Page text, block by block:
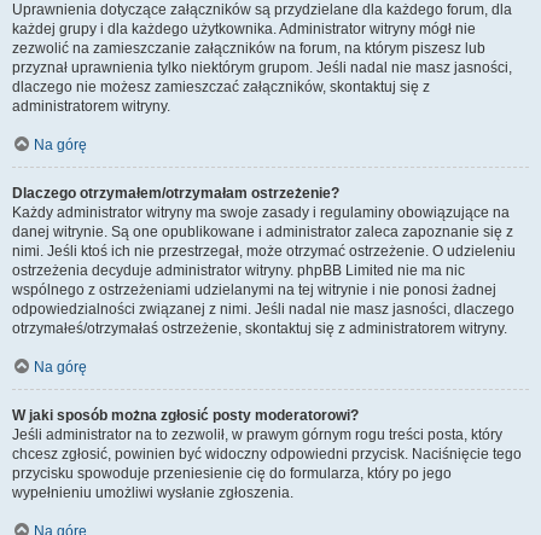
Uprawnienia dotyczące załączników są przydzielane dla każdego forum, dla
każdej grupy i dla każdego użytkownika. Administrator witryny mógł nie
zezwolić na zamieszczanie załączników na forum, na którym piszesz lub
przyznał uprawnienia tylko niektórym grupom. Jeśli nadal nie masz jasności,
dlaczego nie możesz zamieszczać załączników, skontaktuj się z
administratorem witryny.
Na górę
Dlaczego otrzymałem/otrzymałam ostrzeżenie?
Każdy administrator witryny ma swoje zasady i regulaminy obowiązujące na
danej witrynie. Są one opublikowane i administrator zaleca zapoznanie się z
nimi. Jeśli ktoś ich nie przestrzegał, może otrzymać ostrzeżenie. O udzieleniu
ostrzeżenia decyduje administrator witryny. phpBB Limited nie ma nic
wspólnego z ostrzeżeniami udzielanymi na tej witrynie i nie ponosi żadnej
odpowiedzialności związanej z nimi. Jeśli nadal nie masz jasności, dlaczego
otrzymałeś/otrzymałaś ostrzeżenie, skontaktuj się z administratorem witryny.
Na górę
W jaki sposób można zgłosić posty moderatorowi?
Jeśli administrator na to zezwolił, w prawym górnym rogu treści posta, który
chcesz zgłosić, powinien być widoczny odpowiedni przycisk. Naciśnięcie tego
przycisku spowoduje przeniesienie cię do formularza, który po jego
wypełnieniu umożliwi wysłanie zgłoszenia.
Na górę